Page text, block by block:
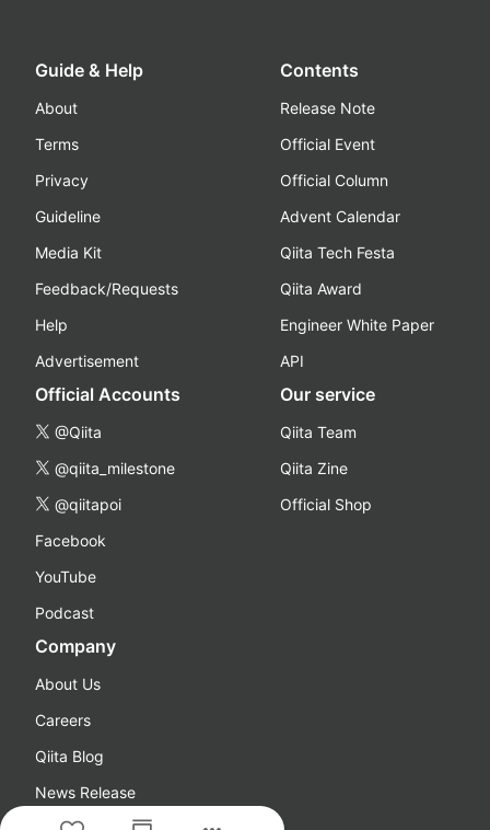
Guide & Help
About
Terms
Privacy
Guideline
Media Kit
Feedback/Requests
Help
Advertisement
Contents
Release Note
Official Event
Official Column
Advent Calendar
Qiita Tech Festa
Qiita Award
Engineer White Paper
API
Official Accounts
@Qiita
@qiita_milestone
@qiitapoi
Facebook
YouTube
Podcast
Our service
Qiita Team
Qiita Zine
Official Shop
Company
About Us
Careers
Qiita Blog
News Release